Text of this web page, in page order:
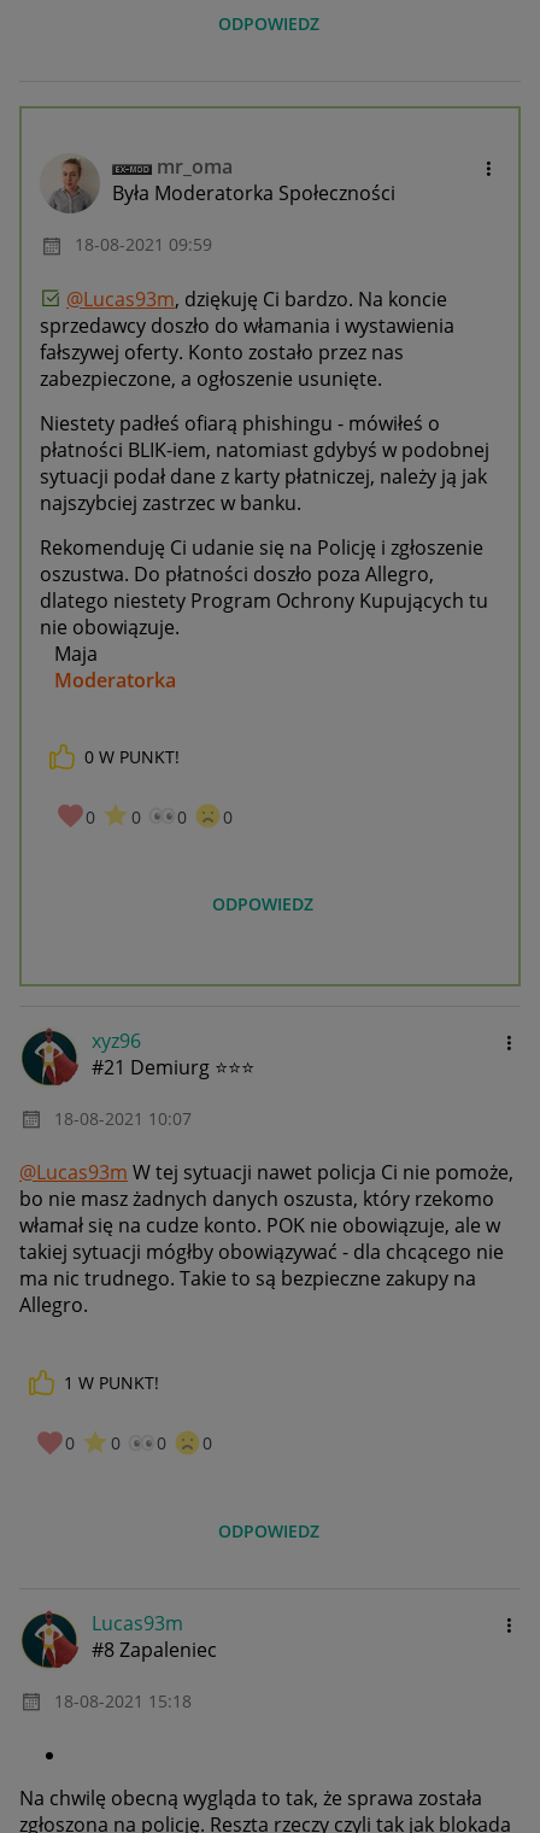
ODPOWIEDZ
mr_oma
Była Moderatorka Społeczności
‎18-08-2021 09:59
@Lucas93m, dziękuję Ci bardzo. Na koncie
sprzedawcy doszło do włamania i wystawienia
fałszywej oferty. Konto zostało przez nas
zabezpieczone, a ogłoszenie usunięte.
Niestety padłeś ofiarą phishingu - mówiłeś o
płatności BLIK-iem, natomiast gdybyś w podobnej
sytuacji podał dane z karty płatniczej, należy ją jak
najszybciej zastrzec w banku.
Rekomenduję Ci udanie się na Policję i zgłoszenie
oszustwa. Do płatności doszło poza Allegro,
dlatego niestety Program Ochrony Kupujących tu
nie obowiązuje.
Maja
Moderatorka
_____________
0 W PUNKT!
0 0 0 0
ODPOWIEDZ
xyz96
#21 Demiurg ⭐⭐⭐
‎18-08-2021 10:07
@Lucas93m W tej sytuacji nawet policja Ci nie pomoże,
bo nie masz żadnych danych oszusta, który rzekomo
włamał się na cudze konto. POK nie obowiązuje, ale w
takiej sytuacji mógłby obowiązywać - dla chcącego nie
ma nic trudnego. Takie to są bezpieczne zakupy na
Allegro.
1 W PUNKT!
0 0 0 0
ODPOWIEDZ
Lucas93m
#8 Zapaleniec
‎18-08-2021 15:18
Na chwilę obecną wygląda to tak, że sprawa została
zgłoszona na policję. Reszta rzeczy czyli tak jak blokada